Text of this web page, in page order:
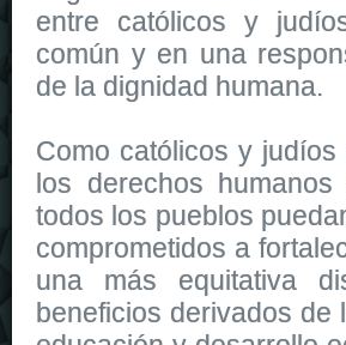
entre católicos y
común y en una
de la dignidad humana.
Como católicos y
los derechos
todos los pueblos
comprometidos a
una más equitativa
beneficios derivados de